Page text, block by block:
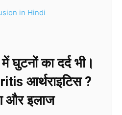
in Hindi
घुटनों का दर्द भी।
आर्थराइटिस ?
और इलाज